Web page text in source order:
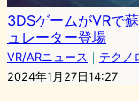
3DSゲームがVRで
ュレーター登場
VR/ARニュース ｜ テクノ
2024年1月27日14:27